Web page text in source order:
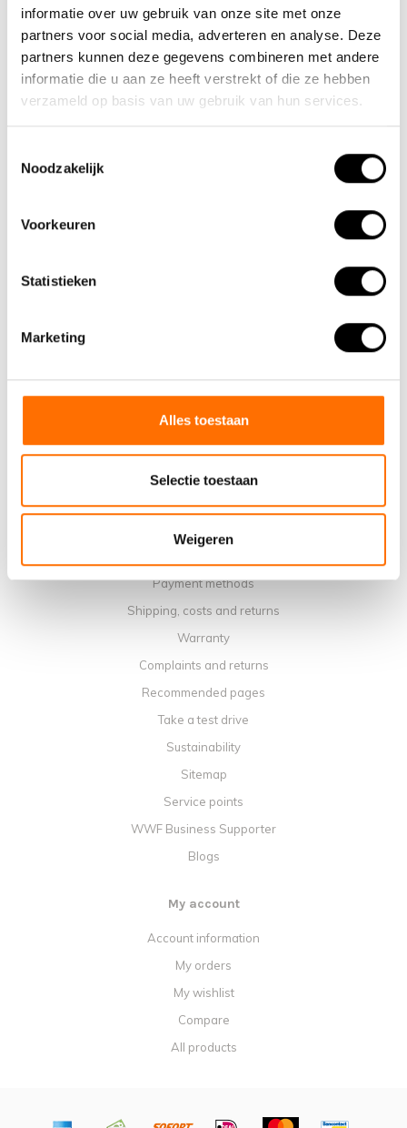
informatie over uw gebruik van onze site met onze
partners voor social media, adverteren en analyse. Deze
partners kunnen deze gegevens combineren met andere
informatie die u aan ze heeft verstrekt of die ze hebben
verzameld op basis van uw gebruik van hun services.
Noodzakelijk
Voorkeuren
Statistieken
Marketing
Alles toestaan
Selectie toestaan
Weigeren
VAT number: NL854680950B01
(+31) 73 203 2487
(+31) 73 203 2487
Contact
Workshop calendar
Manuals
Payment methods
Shipping, costs and returns
Warranty
Complaints and returns
Recommended pages
Take a test drive
Sustainability
Sitemap
Service points
WWF Business Supporter
Blogs
My account
Account information
My orders
My wishlist
Compare
All products